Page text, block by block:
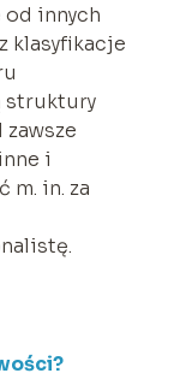
innych
klasyfikacje
struktury
i
m. in. za